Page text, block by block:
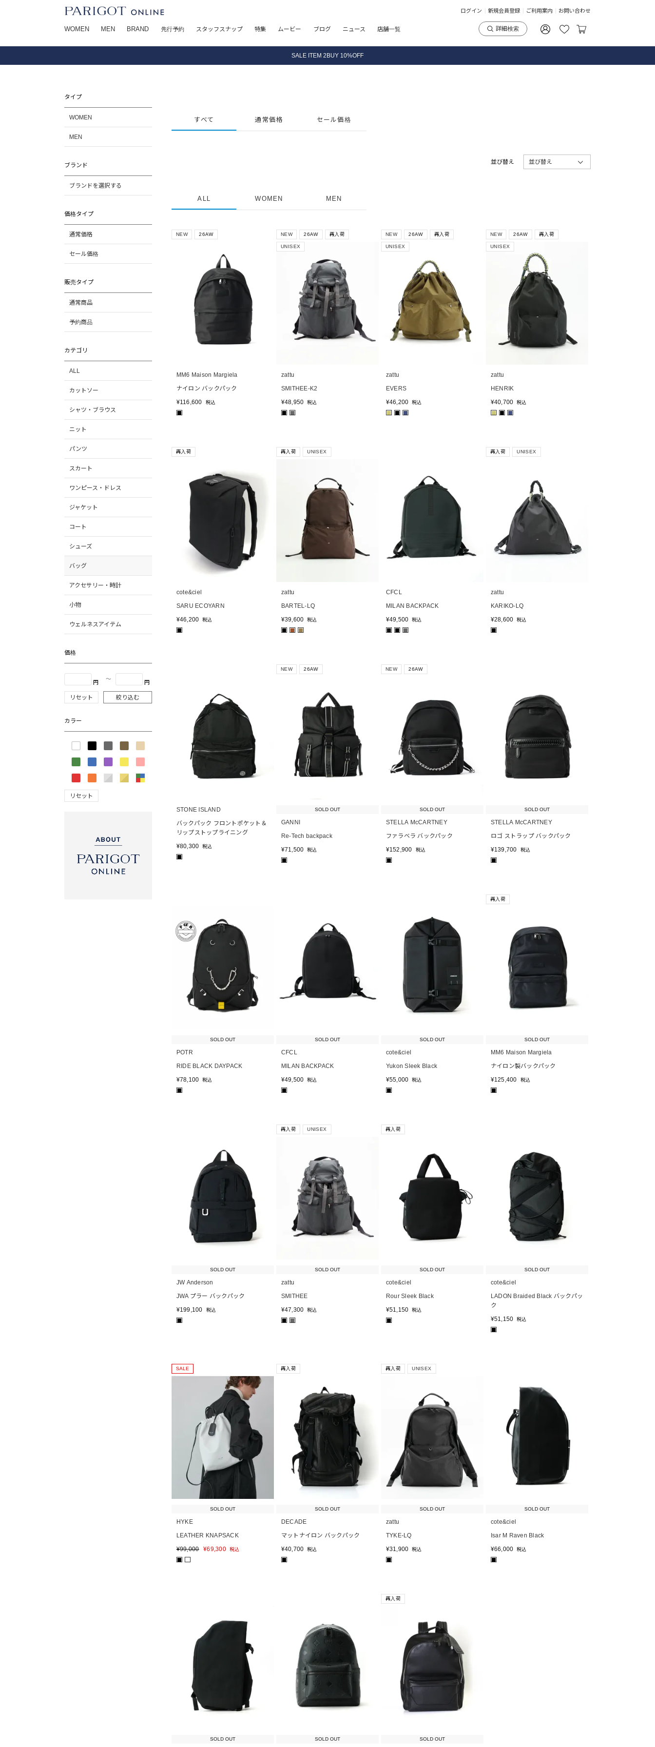
ログイン 新規会員登録 ご利用案内 お問い合わせ
WOMEN MEN BRAND 先行予約 スタッフスナップ 特集 ムービー ブログ ニュース 店舗一覧 詳細検索
8.5 wedに会員プログラムが生まれ変わります！
SALE ITEM 2BUY 10%OFF
全国送料無料｜全品正規取扱
タイプ
WOMEN
MEN
ブランド
ブランドを選択する
価格タイプ
通常価格
セール価格
販売タイプ
通常商品
予約商品
カテゴリ
ALL
カットソー
シャツ・ブラウス
ニット
パンツ
スカート
ワンピース・ドレス
ジャケット
コート
シューズ
バッグ
アクセサリー・時計
小物
ウェルネスアイテム
価格
円
〜
円
リセット 絞り込む
カラー
リセット
すべて 通常価格 セール価格
並び替え 並び替え
ALL WOMEN MEN
NEW 26AW
MM6 Maison Margiela
ナイロン バックパック
¥116,600 税込
■
NEW 26AW 再入荷
UNISEX
zattu
SMITHEE-K2
¥48,950 税込
■ ■
NEW 26AW 再入荷
UNISEX
zattu
EVERS
¥46,200 税込
■ ■ ■
NEW 26AW 再入荷
UNISEX
zattu
HENRIK
¥40,700 税込
■ ■ ■
再入荷
cote&ciel
SARU ECOYARN
¥46,200 税込
■
再入荷 UNISEX
zattu
BARTEL-LQ
¥39,600 税込
■ ■ ■
CFCL
MILAN BACKPACK
¥49,500 税込
■ ■ ■
再入荷 UNISEX
zattu
KARIKO-LQ
¥28,600 税込
■
STONE ISLAND
バックパック フロントポケット＆
リップストップライニング
¥80,300 税込
■
SOLD OUT
NEW 26AW
GANNI
Re-Tech backpack
¥71,500 税込
■
SOLD OUT
NEW 26AW
STELLA McCARTNEY
ファラベラ バックパック
¥152,900 税込
■
SOLD OUT
STELLA McCARTNEY
ロゴ ストラップ バックパック
¥139,700 税込
■
SOLD OUT
POTR
RIDE BLACK DAYPACK
¥78,100 税込
■
SOLD OUT
CFCL
MILAN BACKPACK
¥49,500 税込
■
SOLD OUT
cote&ciel
Yukon Sleek Black
¥55,000 税込
■
SOLD OUT
再入荷
MM6 Maison Margiela
ナイロン製バックパック
¥125,400 税込
■
SOLD OUT
JW Anderson
JWA プラー バックパック
¥199,100 税込
■
SOLD OUT
再入荷 UNISEX
zattu
SMITHEE
¥47,300 税込
■ ■
SOLD OUT
再入荷
cote&ciel
Rour Sleek Black
¥51,150 税込
■
SOLD OUT
cote&ciel
LADON Braided Black バックパッ
ク
¥51,150 税込
■
SOLD OUT
SALE
HYKE
LEATHER KNAPSACK
¥99,000 ¥69,300 税込
■
SOLD OUT
再入荷
DECADE
マットナイロン バックパック
¥40,700 税込
■
SOLD OUT
再入荷 UNISEX
zattu
TYKE-LQ
¥31,900 税込
■
SOLD OUT
cote&ciel
Isar M Raven Black
¥66,000 税込
■
SOLD OUT SOLD OUT SOLD OUT
再入荷